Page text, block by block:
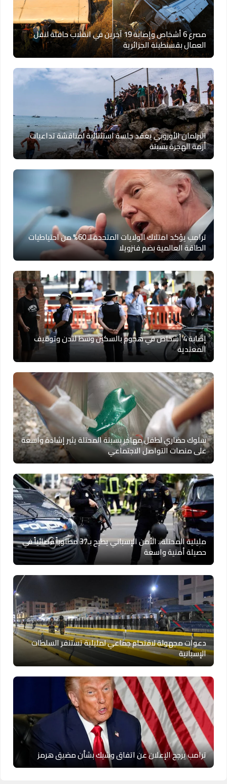
مصرع 6 أشخاص وإصابة 19 آخرين في انقلاب حافلة لنقل
العمال بقسنطينة الجزائرية
البرلمان الأوروبي يعقد جلسة استثنائية لمناقشة تداعيات
أزمة الهجرة بسبتة
ترامب يؤكد امتلاك الولايات المتحدة لـ 60% من احتياطيات
الطاقة العالمية بضم فنزويلا
إصابة 4 أشخاص في هجوم بالسكين وسط لندن وتوقيف
المعتدية
سلوك حضاري لطفل مهاجر بسبتة المحتلة يثير إشادة واسعة
على منصات التواصل الاجتماعي
مليلية المحتلة.. الأمن الإسباني يطيح بـ37 مطلوباً قضائياً في
حصيلة أمنية واسعة
دعوات مجهولة لاقتحام جماعي لمليلية تستنفر السلطات
الإسبانية
ترامب يرجح الإعلان عن اتفاق وشيك بشأن مضيق هرمز